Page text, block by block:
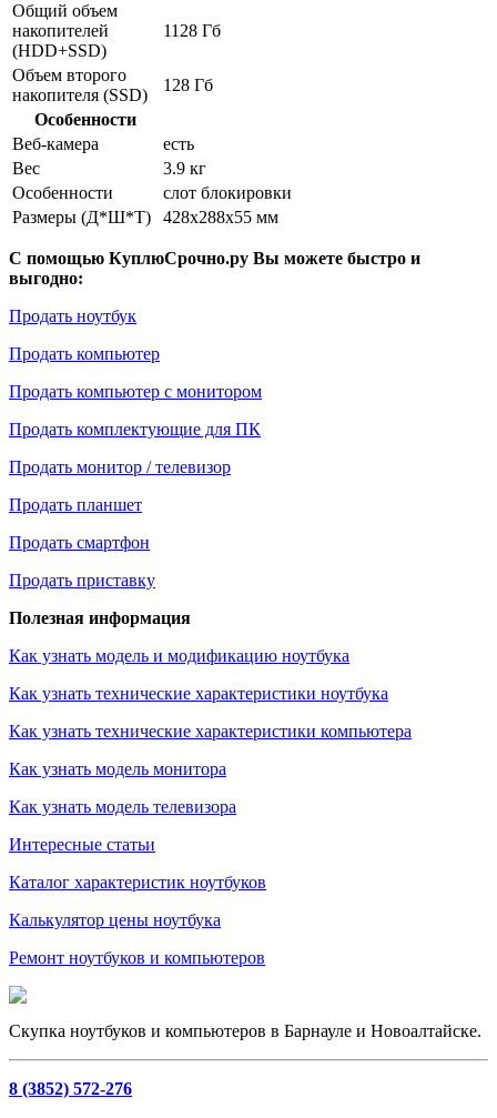
Общий объем
накопителей
(HDD+SSD)
1128 Гб
Объем второго
накопителя (SSD)
128 Гб
Особенности
Веб-камера
есть
Вес
3.9 кг
Особенности
слот блокировки
Размеры (Д*Ш*Т)
428x288x55 мм
С помощью КуплюСрочно.ру Вы можете быстро и
выгодно:
Продать ноутбук
Продать компьютер
Продать компьютер с монитором
Продать комплектующие для ПК
Продать монитор / телевизор
Продать планшет
Продать смартфон
Продать приставку
Полезная информация
Как узнать модель и модификацию ноутбука
Как узнать технические характеристики ноутбука
Как узнать технические характеристики компьютера
Как узнать модель монитора
Как узнать модель телевизора
Интересные статьи
Каталог характеристик ноутбуков
Калькулятор цены ноутбука
Ремонт ноутбуков и компьютеров
Скупка ноутбуков и компьютеров в Барнауле и Новоалтайске.
8 (3852) 572-276